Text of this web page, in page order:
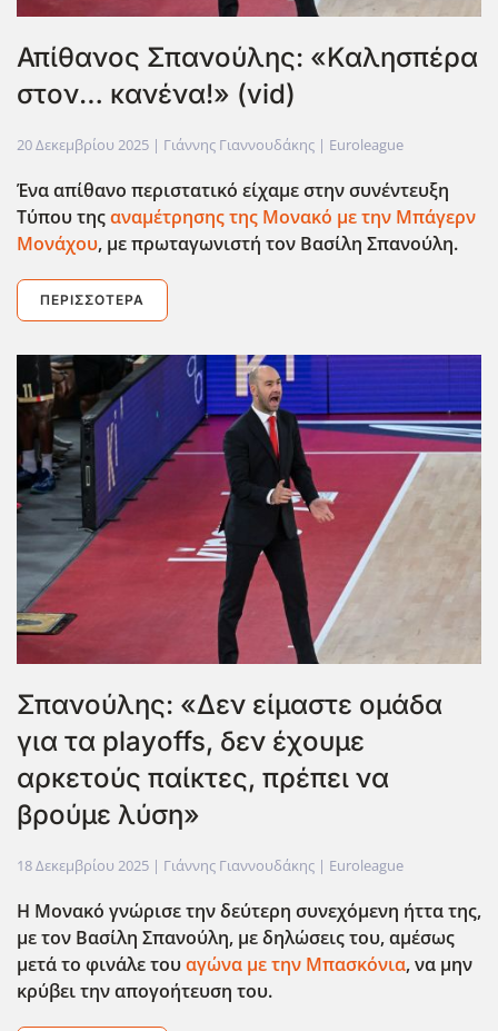
Απίθανος Σπανούλης: «Καλησπέρα
στον… κανένα!» (vid)
20 Δεκεμβρίου 2025 | Γιάννης Γιαννουδάκης | Euroleague
Ένα απίθανο περιστατικό είχαμε στην συνέντευξη
Τύπου τηςαναμέτρησης της Μονακό με την Μπάγερν
Μονάχου, με πρωταγωνιστή τον Βασίλη Σπανούλη.
ΠΕΡΙΣΣΌΤΕΡΑ
Σπανούλης: «Δεν είμαστε ομάδα
για τα playoffs, δεν έχουμε
αρκετούς παίκτες, πρέπει να
βρούμε λύση»
18 Δεκεμβρίου 2025 | Γιάννης Γιαννουδάκης | Euroleague
Η Μονακό γνώρισε την δεύτερη συνεχόμενη ήττα της,
με τον Βασίλη Σπανούλη, με δηλώσεις του, αμέσως
μετά το φινάλε τουαγώνα με την Μπασκόνια, να μην
κρύβει την απογοήτευση του.